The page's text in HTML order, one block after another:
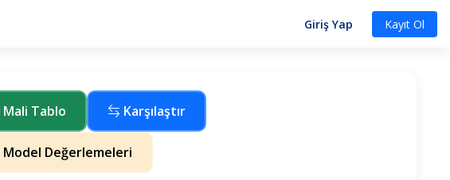
Giriş Yap Kayıt Ol
Mali Tablo Karşılaştır
Model Değerlemeleri